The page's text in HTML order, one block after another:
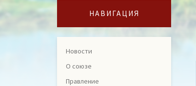
НАВИГАЦИЯ
Новости
О союзе
Правление